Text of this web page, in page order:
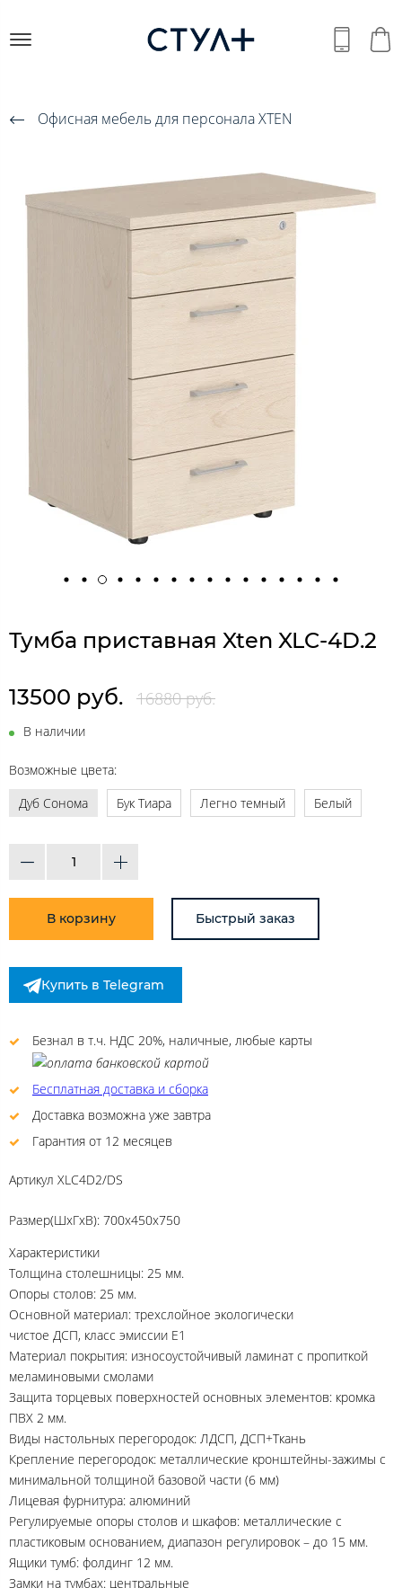
Офисная мебель для персонала XTEN
Тумба приставная Xten XLC-4D.2
13500 руб. 16880 руб.
В наличии
Возможные цвета:
Дуб Сонома
Бук Тиара Легно темный Белый
В корзину Быстрый заказ
Купить в Telegram
Безнал в т.ч. НДС 20%, наличные, любые карты
Бесплатная доставка и сборка
Доставка возможна уже завтра
Гарантия от 12 месяцев
Артикул XLC4D2/DS
Размер(ШхГхВ): 700х450х750
Характеристики
Толщина столешницы: 25 мм.
Опоры столов: 25 мм.
Основной материал: трехслойное экологически
чистое ДСП, класс эмиссии Е1
Материал покрытия: износоустойчивый ламинат с пропиткой
меламиновыми смолами
Защита торцевых поверхностей основных элементов: кромка
ПВХ 2 мм.
Виды настольных перегородок: ЛДСП, ДСП+Ткань
Крепление перегородок: металлические кронштейны-зажимы с
минимальной толщиной базовой части (6 мм)
Лицевая фурнитура: алюминий
Регулируемые опоры столов и шкафов: металлические с
пластиковым основанием, диапазон регулировок – до 15 мм.
Ящики тумб: фолдинг 12 мм.
Замки на тумбах: центральные